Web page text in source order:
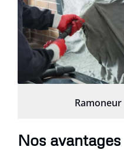
Ramoneur
Nos avantages